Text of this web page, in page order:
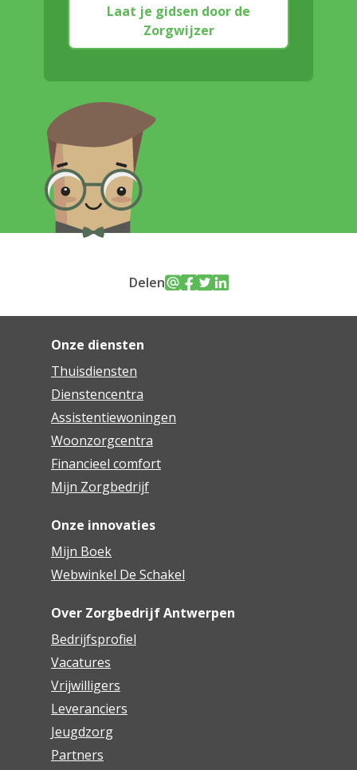
Laat je gidsen door de
Zorgwijzer
Delen
Onze diensten
Thuisdiensten
Dienstencentra
Assistentiewoningen
Woonzorgcentra
Financieel comfort
Mijn Zorgbedrijf
Onze innovaties
Mijn Boek
Webwinkel De Schakel
Over Zorgbedrijf Antwerpen
Bedrijfsprofiel
Vacatures
Vrijwilligers
Leveranciers
Jeugdzorg
Partners